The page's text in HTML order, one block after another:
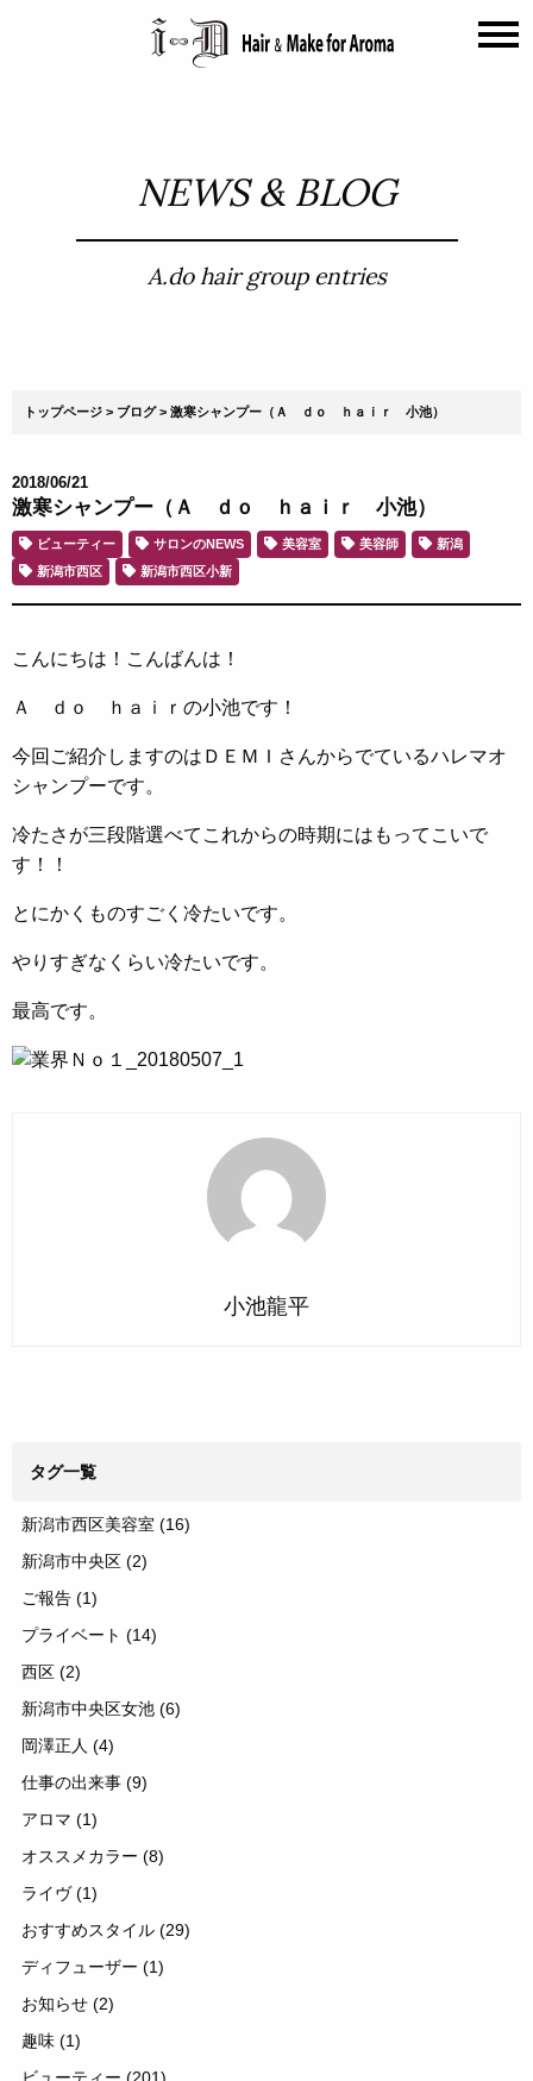
NEWS & BLOG
A.do hair group entries
トップページ ブログ 激寒シャンプー（Ａ ｄｏ ｈａｉｒ 小池）
2018/06/21
激寒シャンプー（Ａ ｄｏ ｈａｉｒ 小池）
ビューティー サロンのNEWS 美容室 美容師
新潟
新潟市西区
新潟市西区小新
こんにちは！こんばんは！
Ａ ｄｏ ｈａｉｒの小池です！
今回ご紹介しますのはＤＥＭＩさんからでているハレマオ
シャンプーです。
冷たさが三段階選べてこれからの時期にはもってこいで
す！！
とにかくものすごく冷たいです。
やりすぎなくらい冷たいです。
最高です。
小池龍平
タグ一覧
新潟市西区美容室 (16)
新潟市中央区 (2)
ご報告 (1)
プライベート (14)
西区 (2)
新潟市中央区女池 (6)
岡澤正人 (4)
仕事の出来事 (9)
アロマ (1)
オススメカラー (8)
ライヴ(1)
おすすめスタイル (29)
ディフューザー (1)
お知らせ (2)
趣味 (1)
ビューティー (201)